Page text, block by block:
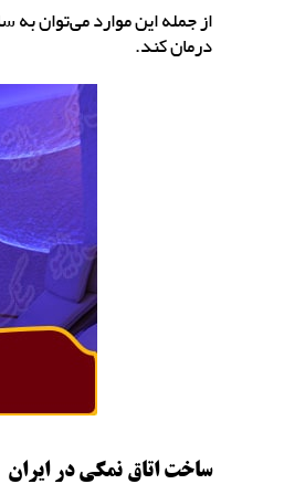
از جمله این موارد می‌توان به
درمان کند.
ساخت اتاق نمکی در ایران